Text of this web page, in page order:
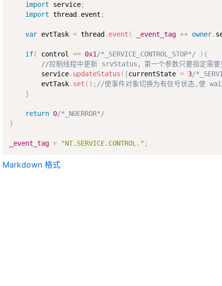
import service;
import thread . event ;
var evtTask = thread . event ( _event_tag ++ owner.
if( control == 0x1 /*_SERVICE_CONTROL_STOP*/ ){
//控制线程中更新 srvStatus，第一个参数只要指定需要
        service
. updateStatus ({currentState = 3/
        evtTask
. set ( ) ; //使事件对象切换为有信号状态,使
}
return 0/*_NOERROR*/
}
_event_tag = "NT.SERVICE.CONTROL." ;
Markdown 格式